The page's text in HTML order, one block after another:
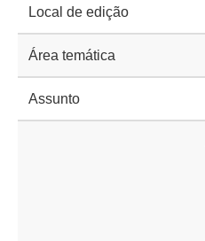
Local de edição
Área temática
Assunto